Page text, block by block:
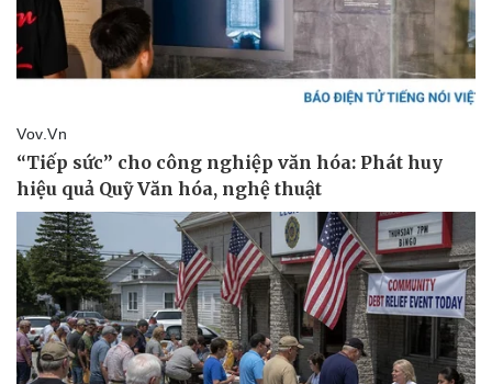
Pháp luật
Vụ án
Tin nóng
Quân sự - Quốc phòng
Vũ khí
Việt Nam